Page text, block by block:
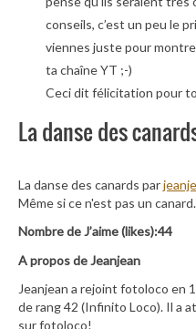
conseils, c’est un peu le
viennes juste pour
ta chaîne YT ;-)
Ceci dit félicitation pour
La danse des
La danse des canards par
Même si ce n'est pas un
Nombre de J’aime (likes):44
A propos de Jeanjean
Jeanjean a rejoint fotoloco en
de rang 42 (Infinito Loco). Il a
sur fotoloco!